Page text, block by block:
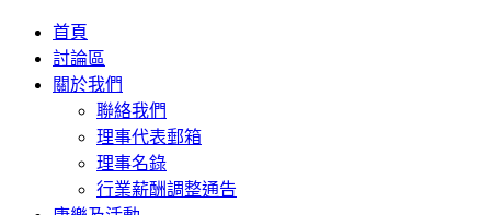
首頁
討論區
關於我們
聯絡我們
理事代表郵箱
理事名錄
行業薪酬調整通告